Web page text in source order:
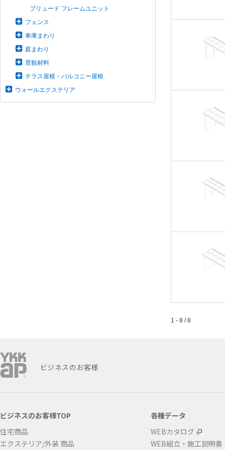
プリュード フレームユニット
フェンス
車庫まわり
庭まわり
景観材料
テラス屋根・バルコニー屋根
ウォールエクステリア
1 - 8 / 8
ビジネスのお客様
ビジネスのお客様TOP
住宅商品
エクステリア/外装 商品
各種データ
WEBカタログ
WEB組立・施工説明書